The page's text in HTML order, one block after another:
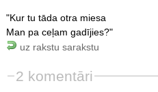
"Kur tu tāda otra miesa
Man pa ceļam gadījies?"
uz rakstu sarakstu
2 komentāri